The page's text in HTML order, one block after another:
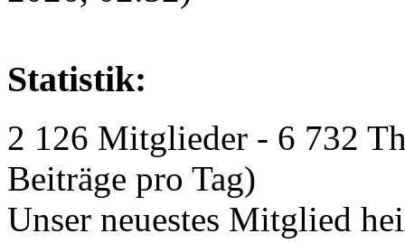
Statistik:
2 126 Mitglieder - 6 732
Beiträge pro Tag)
Unser neuestes Mitglied